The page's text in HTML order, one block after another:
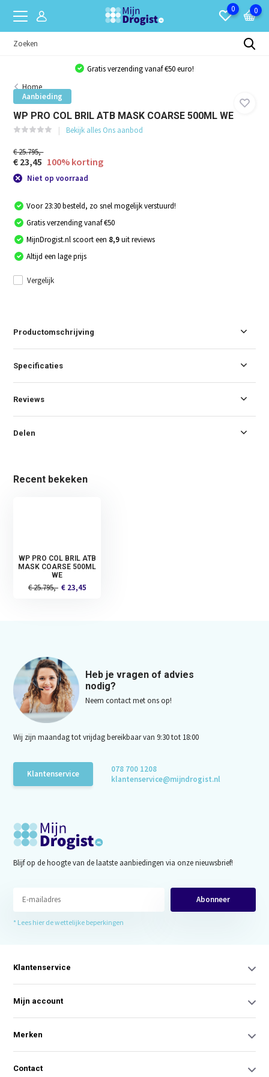
0 0
Gratis verzending vanaf €50 euro!
Home
Aanbieding
WP PRO COL BRIL ATB MASK COARSE 500ML WE
Bekijk alles Ons aanbod
€ 25.795,-
€ 23,45 100% korting
Niet op voorraad
Voor 23:30 besteld, zo snel mogelijk verstuurd!
Gratis verzending vanaf €50
MijnDrogist.nl scoort een 8,9uit reviews
Altijd een lage prijs
Vergelijk
Productomschrijving
Specificaties
Reviews
Delen
Recent bekeken
WP PRO COL BRIL ATB
MASK COARSE 500ML
WE
€ 25.795,- € 23,45
Heb je vragen of advies
nodig?
Neem contact met ons op!
Wij zijn maandag tot vrijdag bereikbaar van 9:30 tot 18:00
Klantenservice
078 700 1208
klantenservice@mijndrogist.nl
Blijf op de hoogte van de laatste aanbiedingen via onze nieuwsbrief!
Abonneer
* Lees hier de wettelijke beperkingen
Klantenservice
Mijn account
Merken
Contact